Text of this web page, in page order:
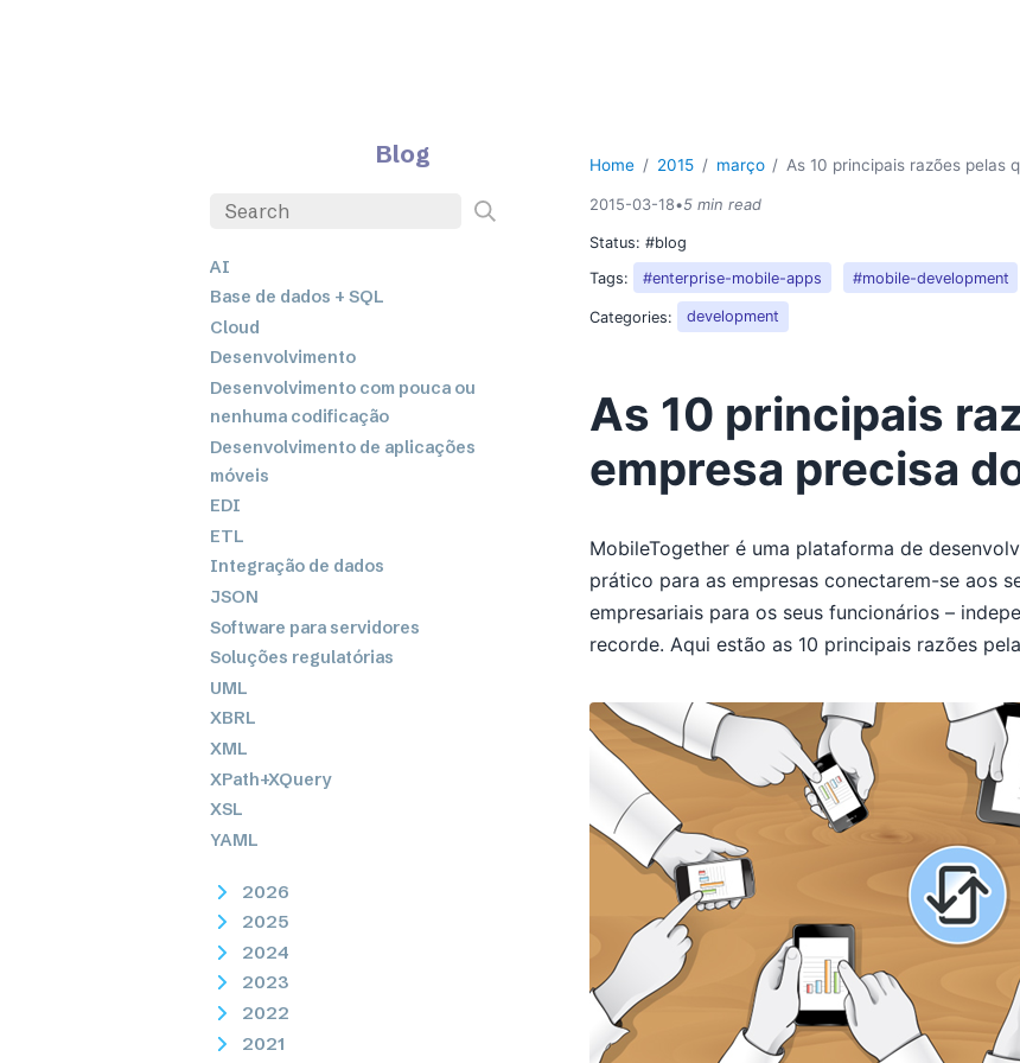
Blog
AI
Base de dados + SQL
Cloud
Desenvolvimento
Desenvolvimento com pouca ou
nenhuma codificação
Desenvolvimento de aplicações
móveis
EDI
ETL
Integração de dados
JSON
Software para servidores
Soluções regulatórias
UML
XBRL
XML
XPath+XQuery
XSL
YAML
2026
2025
2024
2023
2022
2021
Home 2015 março As 10 principais razões pelas
2015-03-18•5 min read
Status:#blog
Tags:
#enterprise-mobile-apps #mobile-development
Categories: development
As 10 principais
empresa precisa
MobileTogether é uma plataforma de
prático para as empresas conectarem-se aos
empresariais para os seus funcionários –
recorde. Aqui estão as 10 principais razões